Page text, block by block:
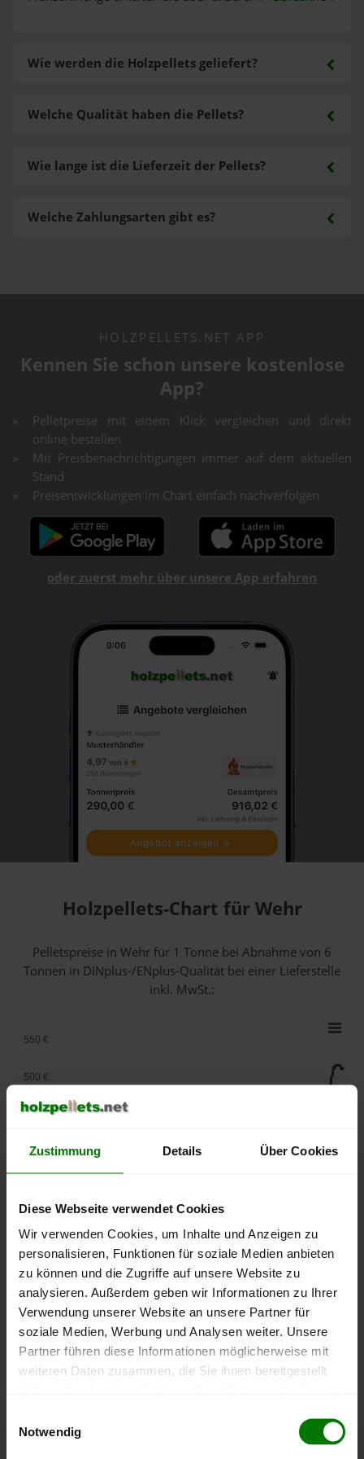
Zustimmung Details Über Cookies
Diese Webseite verwendet Cookies
Wir verwenden Cookies, um Inhalte und Anzeigen zu
personalisieren, Funktionen für soziale Medien anbieten
zu können und die Zugriffe auf unsere Website zu
analysieren. Außerdem geben wir Informationen zu Ihrer
Verwendung unserer Website an unsere Partner für
soziale Medien, Werbung und Analysen weiter. Unsere
Partner führen diese Informationen möglicherweise mit
weiteren Daten zusammen, die Sie ihnen bereitgestellt
Notwendig
Wie werden die Holzpellets geliefert?
Welche Zahlungsarten gibt es?
Welche Qualität haben die Pellets?
Wie lange ist die Lieferzeit der Pellets?
HOLZPELLETS.NET APP
Kennen Sie schon unsere kostenlose
App?
Pelletpreise mit einem Klick vergleichen und direkt
online bestellen
Mit Preisbenachrichtigungen immer auf dem aktuellen
Stand
Preisentwicklungen im Chart einfach nachverfolgen
oder zuerst mehr über unsere App erfahren
Holzpellets-Chart für Wehr
Pelletspreise in Wehr für 1 Tonne bei Abnahmevon 6
Tonnen in DINplus-/ENplus-Qualität bei einer Lieferstelle
inkl. MwSt.:
lose Ware Sackware
September
2025
Januar
2026
Mai
2026
400 €
450 €
500 €
550 €
Die aktuelle Preisentwicklung für Holzpellets in Deutschland
können Sie jederzeit auf unsererPelletspreise
-Seite